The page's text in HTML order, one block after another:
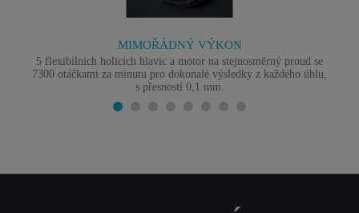
MIMOŘÁDNÝ VÝKON
5 flexibilních holicích hlavic a motor na stejnosměrný proud se
7300 otáčkami za minutu pro dokonalé výsledky z každého úhlu,
s přesností 0,1 mm.